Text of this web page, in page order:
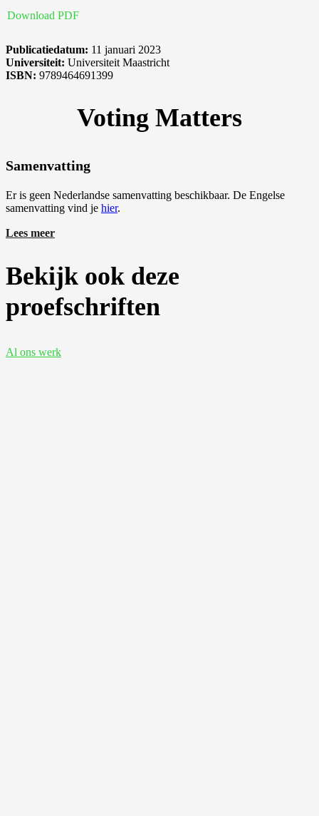
Download PDF
Publicatiedatum: 11 januari 2023
Universiteit: Universiteit Maastricht
ISBN: 9789464691399
Voting Matters
Samenvatting
Er is geen Nederlandse samenvatting beschikbaar. De Engelse
samenvatting vind je hier.
Lees meer
Bekijk ook deze
proefschriften
Al ons werk